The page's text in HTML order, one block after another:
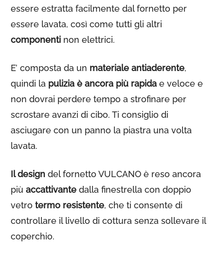
essere estratta facilmente dal fornetto per
essere lavata, così come tutti gli altri
componenti non elettrici.
E’ composta da un materiale antiaderente,
quindi la pulizia è ancora più rapida e veloce e
non dovrai perdere tempo a strofinare per
scrostare avanzi di cibo. Ti consiglio di
asciugare con un panno la piastra una volta
lavata.
Il design del fornetto VULCANO è reso ancora
piùaccattivante dalla finestrella con doppio
vetrotermo resistente, che ti consente di
controllare il livello di cottura senza sollevare il
coperchio.